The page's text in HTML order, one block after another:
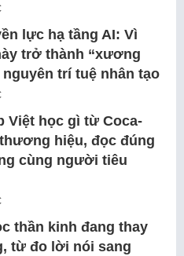
lực hạ tầng AI: Vì
trở thành “xương
trí tuệ nhân tạo
Việt học gì từ Coca-
hiệu, đọc đúng
cùng người tiêu
thần kinh đang thay
từ đo lời nói sang